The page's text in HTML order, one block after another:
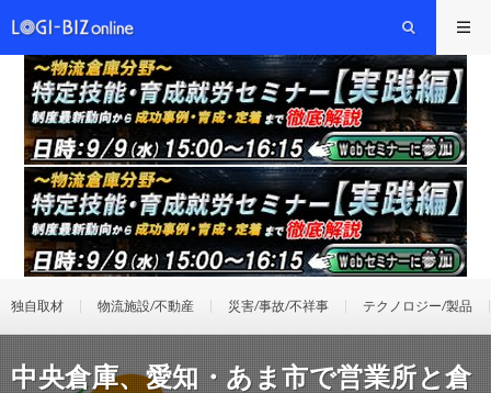
独自取材 物流施設/不動産 災害/事故/不祥事 テクノロジー/製品
中央倉庫、愛知・あま市で営業所と倉